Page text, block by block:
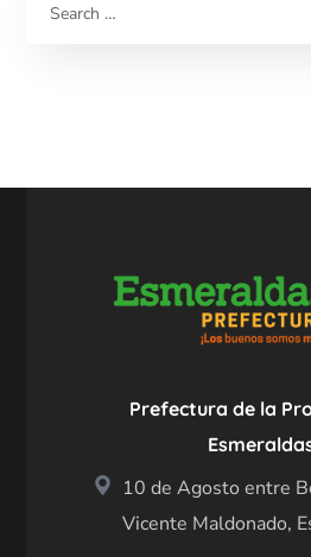
Prefectura de la
10 de Agosto entre
Vicente Maldonado,